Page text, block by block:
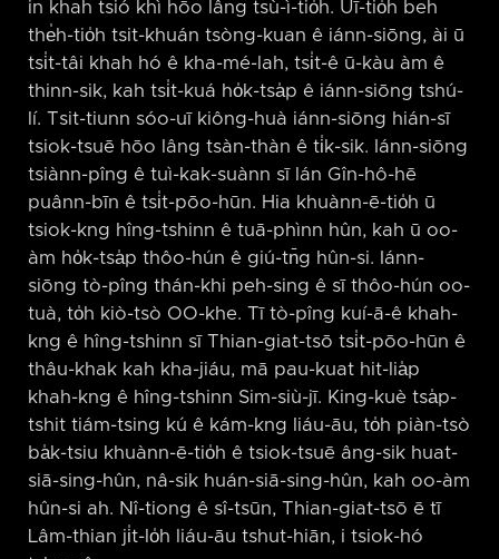
in khah tsió khì hōo lâng tsù-ì-tio̍h. Uī-tio̍h beh
the̍h-tio̍h tsit-khuán tsòng-kuan ê iánn-siōng, ài ū
tsi̍t-tâi khah hó ê kha-mé-lah, tsi̍t-ê ū-kàu àm ê
thinn-sik, kah tsi̍t-kuá ho̍k-tsa̍p ê iánn-siōng tshú-
lí. Tsit-tiunn sóo-uī kiông-huà iánn-siōng hián-sī
tsiok-tsuē hōo lâng tsàn-thàn ê ti̍k-sik. Iánn-siōng
tsiànn-pîng ê tuì-kak-suànn sī lán Gîn-hô-hē
puânn-bīn ê tsi̍t-pōo-hūn. Hia khuànn-ē-tio̍h ū
tsiok-kng hîng-tshinn ê tuā-phìnn hûn, kah ū oo-
àm ho̍k-tsa̍p thôo-hún ê giú-tn̄g hûn-si. Iánn-
siōng tò-pîng thán-khi peh-sing ê sī thôo-hún oo-
tuà, to̍h kiò-tsò OO-khe. Tī tò-pîng kuí-ā-ê khah-
kng ê hîng-tshinn sī Thian-giat-tsō tsi̍t-pōo-hūn ê
thâu-khak kah kha-jiáu, mā pau-kuat hit-lia̍p
khah-kng ê hîng-tshinn Sim-siù-jī. King-kuè tsa̍p-
tshit tiám-tsing kú ê kám-kng liáu-āu, to̍h piàn-tsò
ba̍k-tsiu khuànn-ē-tio̍h ê tsiok-tsuē âng-sik huat-
siā-sing-hûn, nâ-sik huán-siā-sing-hûn, kah oo-àm
hûn-si ah. Nî-tiong ê sî-tsūn, Thian-giat-tsō ē tī
Lâm-thian ji̍t-lo̍h liáu-āu tshut-hiān, i tsiok-hó